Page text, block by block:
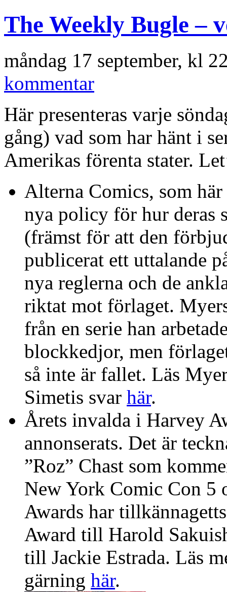
The Weekly Bugle –
måndag 17 september, kl
kommentar
Här presenteras varje
gång) vad som har hänt i
Amerikas förenta stater.
Alterna Comics, som
nya policy för hur deras
(främst för att den
publicerat ett uttalande
nya reglerna och de
riktat mot förlaget.
från en serie han
blockkedjor, men
så inte är fallet. Läs
Simetis svar här.
Årets invalda i Harvey
annonserats. Det är
”Roz” Chast som
New York Comic Con 5
Awards har
Award till Harold
till Jackie Estrada. Läs
gärning här.